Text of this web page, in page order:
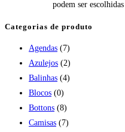
podem ser
Categorias de produto
Agendas (7)
Azulejos (2)
Balinhas (4)
Blocos (0)
Bottons (8)
Camisas (7)